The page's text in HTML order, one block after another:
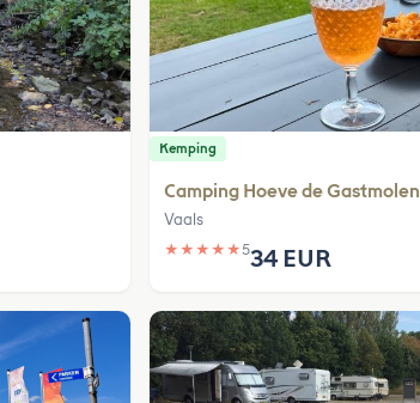
Kemping
Camping Hoeve de Gastmolen
Vaals
★ ★ ★ ★ ★534 EUR